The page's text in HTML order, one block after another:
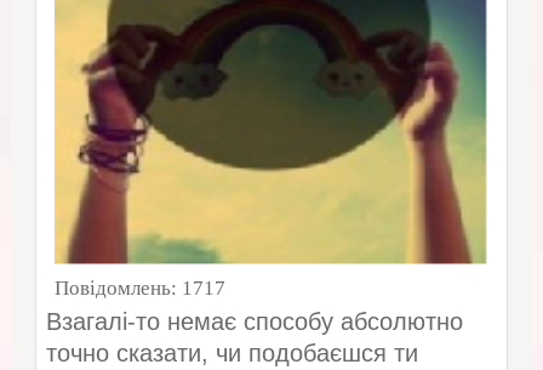
Повідомлень: 1717
Взагалі-то немає способу абсолютно
точно сказати, чи подобаєшся ти